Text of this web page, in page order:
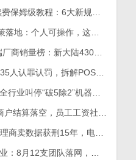
6大新规方法+省钱策略（附风险预警）
个人可操作，这些银行支持退！
大陆430万台领跑，5大厂商业绩分化解析
，拆解POS机黑灰产业链与自保指南
“破5除2”机器，关停/涨价潮来袭
员工工资社保断供，资金困局何解？
，电销产业链全链条被查，多地数百人涉案
网，多地整治+量刑升级倒逼从业者转型